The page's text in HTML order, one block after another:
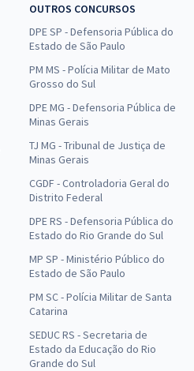
OUTROS CONCURSOS
DPE SP - Defensoria Pública do
Estado de São Paulo
PM MS - Polícia Militar de Mato
Grosso do Sul
DPE MG - Defensoria Pública de
Minas Gerais
TJ MG - Tribunal de Justiça de
Minas Gerais
CGDF - Controladoria Geral do
Distrito Federal
DPE RS - Defensoria Pública do
Estado do Rio Grande do Sul
MP SP - Ministério Público do
Estado de São Paulo
PM SC - Polícia Militar de Santa
Catarina
SEDUC RS - Secretaria de
Estado da Educação do Rio
Grande do Sul